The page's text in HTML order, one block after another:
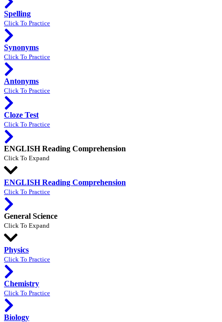
Spelling
Click To Practice
Synonyms
Click To Practice
Antonyms
Click To Practice
Cloze Test
Click To Practice
ENGLISH Reading Comprehension
Click To Expand
ENGLISH Reading Comprehension
Click To Practice
General Science
Click To Expand
Physics
Click To Practice
Chemistry
Click To Practice
Biology